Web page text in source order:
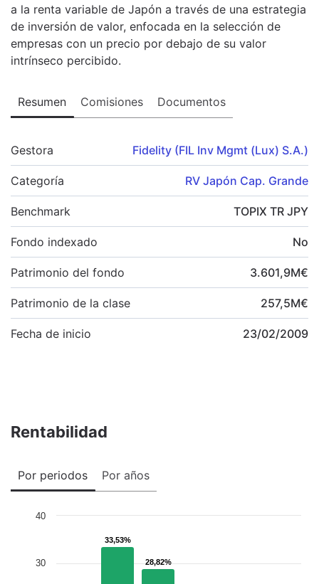
a la renta variable de Japón a través de una estrategia
de inversión de valor, enfocada en la selección de
empresas con un precio por debajo de su valor
intrínseco percibido.
Resumen Comisiones Documentos
Gestora Fidelity (FIL Inv Mgmt (Lux) S.A.)
Categoría RV Japón Cap. Grande
Benchmark TOPIX TR JPY
Fondo indexado No
Patrimonio del fondo 3.601,9M€
Patrimonio de la clase 257,5M€
Fecha de inicio 23/02/2009
Rentabilidad
Por periodos Por años
33,53%
33,53%
28,82%
28,82%
30
40